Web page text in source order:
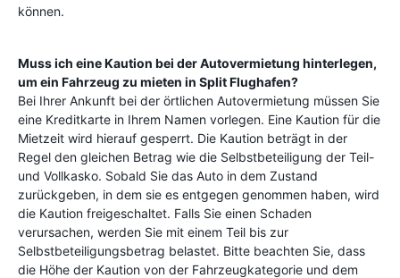
können.
Muss ich eine Kaution bei der Autovermietung hinterlegen,
um ein Fahrzeug zu mieten in Split Flughafen?
Bei Ihrer Ankunft bei der örtlichen Autovermietung müssen Sie
eine Kreditkarte in Ihrem Namen vorlegen. Eine Kaution für die
Mietzeit wird hierauf gesperrt. Die Kaution beträgt in der
Regel den gleichen Betrag wie die Selbstbeteiligung der Teil-
und Vollkasko. Sobald Sie das Auto in dem Zustand
zurückgeben, in dem sie es entgegen genommen haben, wird
die Kaution freigeschaltet. Falls Sie einen Schaden
verursachen, werden Sie mit einem Teil bis zur
Selbstbeteiligungsbetrag belastet. Bitte beachten Sie, dass
die Höhe der Kaution von der Fahrzeugkategorie und dem